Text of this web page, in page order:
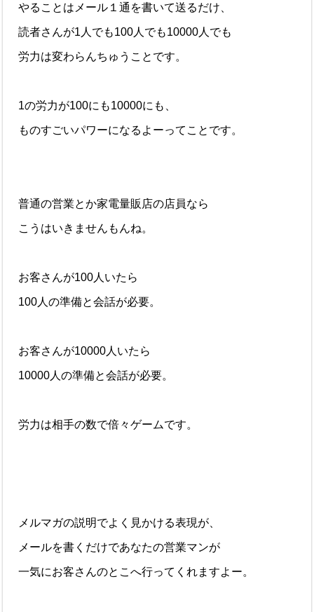
やることはメール１通を書いて送るだけ、
読者さんが1人でも100人でも10000人でも
労力は変わらんちゅうことです。
1の労力が100にも10000にも、
ものすごいパワーになるよーってことです。
普通の営業とか家電量販店の店員なら
こうはいきませんもんね。
お客さんが100人いたら
100人の準備と会話が必要。
お客さんが10000人いたら
10000人の準備と会話が必要。
労力は相手の数で倍々ゲームです。
メルマガの説明でよく見かける表現が、
メールを書くだけであなたの営業マンが
一気にお客さんのとこへ行ってくれますよー。